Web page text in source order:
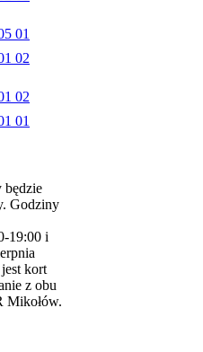
będzie
Godziny
19:00 i
kort
z obu
Mikołów.